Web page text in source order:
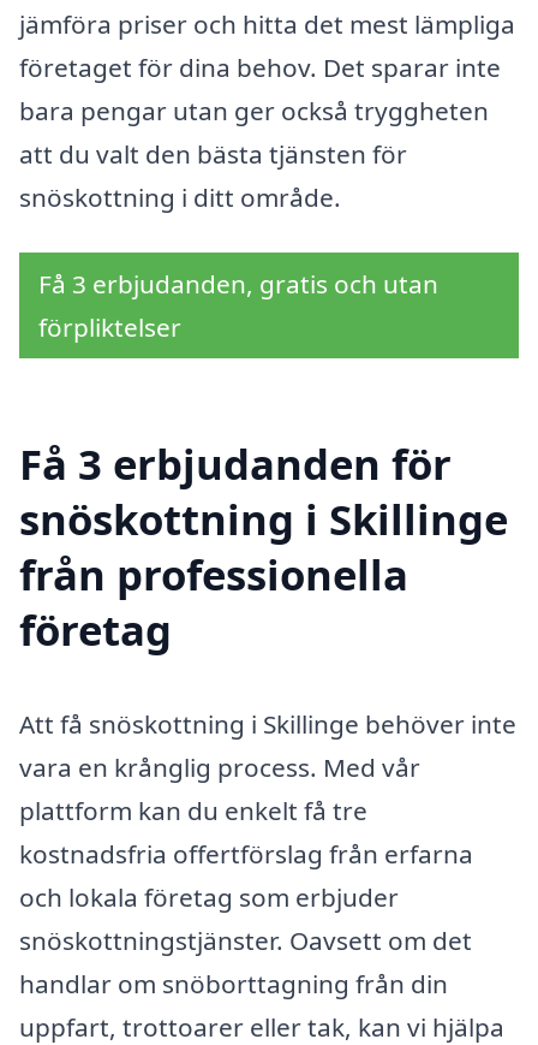
jämföra priser och hitta det mest lämpliga
företaget för dina behov. Det sparar inte
bara pengar utan ger också tryggheten
att du valt den bästa tjänsten för
snöskottning i ditt område.
Få 3 erbjudanden, gratis och utan
förpliktelser
Få 3 erbjudanden för
snöskottning i Skillinge
från professionella
företag
Att få snöskottning i Skillinge behöver inte
vara en krånglig process. Med vår
plattform kan du enkelt få tre
kostnadsfria offertförslag från erfarna
och lokala företag som erbjuder
snöskottningstjänster. Oavsett om det
handlar om snöborttagning från din
uppfart, trottoarer eller tak, kan vi hjälpa